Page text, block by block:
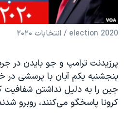
اسرائیل در جنگ
گالری عکس
ورزش زنان در ایران
اعتراضات زن، زندگی، آزادی
تریبونال مردمی آبان ۹۸
دادگاه حمید نوری
چهل سال گروگان‌گیری
زبانهای مختلف
2020 election / انتخابات ۲۰۲۰
پرزیدنت ترامپ و جو بایدن در
پنجشنبه یکم آبان با پرسشی
چین را به دلیل نداشتن
کرونا پاسخگو می‌کنند، روبرو